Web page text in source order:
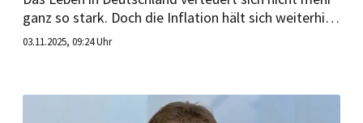
ganz so stark. Doch die Inflation hält sich weiterhin
über zwei Prozent. Was bedeutet das für Hotelliers
03.11.2025, 09:24 Uhr